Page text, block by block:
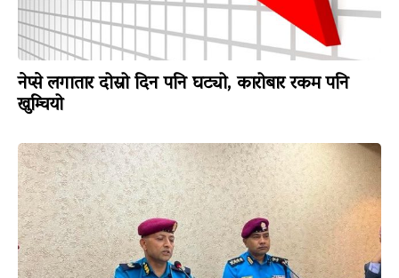
नेप्से लगातार दोस्रो दिन पनि घट्यो, कारोबार रकम पनि
खुम्चियो